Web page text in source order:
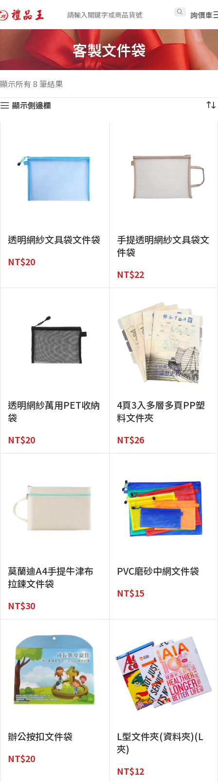
詢價車
客製文件袋
顯示所有 8 筆結果
顯示側邊欄
透明網紗文具袋文件袋
NT$20
手提透明網紗文具袋文
件袋
NT$22
透明網紗萬用PET收納
袋
NT$20
4頁3入多層多頁PP塑
料文件夾
NT$26
莫蘭迪A4手提牛津布
拉鍊文件袋
NT$30
PVC磨砂中網文件袋
NT$15
辦公按扣文件袋
NT$20
L型文件夾(資料夾)(L
夾)
NT$12